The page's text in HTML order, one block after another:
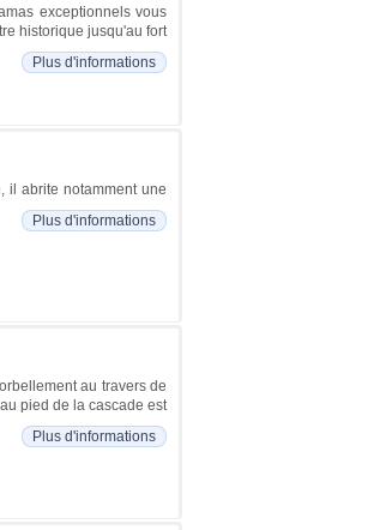
exceptionnels vous
historique jusqu'au fort
Plus d'informations
il abrite notamment une
Plus d'informations
au travers de
pied de la cascade est
Plus d'informations